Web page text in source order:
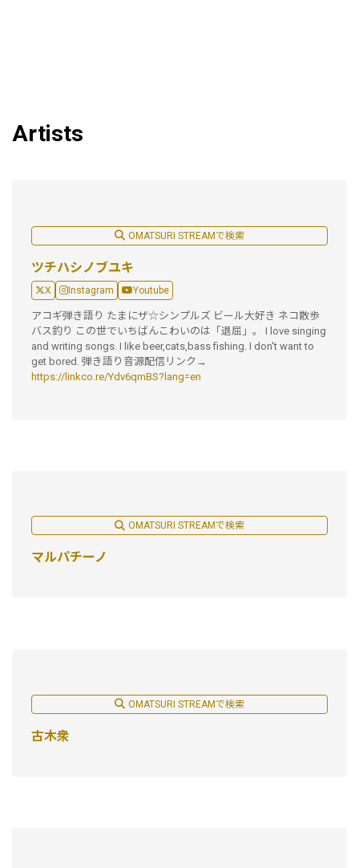
Artists
OMATSURI STREAMで検索
ツチハシノブユキ
X Instagram Youtube
アコギ弾き語り たまにザ☆シンプルズ ビール大好き ネコ散歩
バス釣り この世でいちばんこわいのは「退屈」。 I love singing
and writing songs. I like beer,cats,bass fishing. I don't want to
get bored. 弾き語り音源配信リンク→
https://linkco.re/Ydv6qmBS?lang=en
OMATSURI STREAMで検索
マルパチーノ
OMATSURI STREAMで検索
古木衆